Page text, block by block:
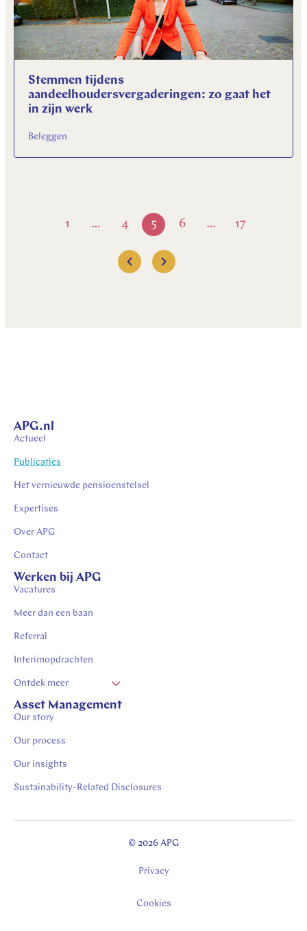
Stemmen tijdens
aandeelhoudersvergaderingen: zo gaat het
in zijn werk
Beleggen
1 … 4 5 6 … 17
APG.nl
Actueel
Publicaties
Het vernieuwde pensioenstelsel
Expertises
Over APG
Contact
Werken bij APG
Vacatures
Meer dan een baan
Referral
Interimopdrachten
Ontdek meer
Vacatures Zuid Limburg
Stages in Zuid-Limburg
Asset Management
Our story
Our process
Our insights
Sustainability-Related Disclosures
© 2026 APG
Privacy
Cookies